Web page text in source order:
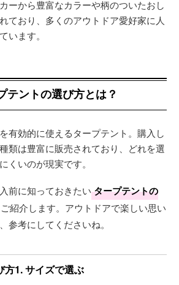
ーから豊富なカラーや柄のついたおし
ており、多くのアウトドア愛好家に人
います。
テントの選び方とは？
有効的に使えるタープテント。購入し
類は豊富に販売されており、どれを選
くいのが現実です。
前に知っておきたい タープテントの
紹介します。アウトドアで楽しい思い
参考にしてくださいね。
方1. サイズで選ぶ